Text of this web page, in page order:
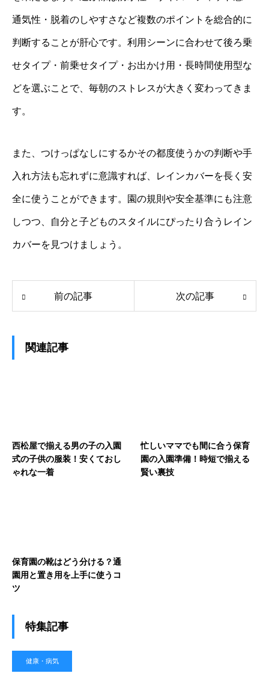
通気性・脱着のしやすさなど複数のポイントを総合的に
判断することが肝心です。利用シーンに合わせて後ろ乗
せタイプ・前乗せタイプ・お出かけ用・長時間使用型な
どを選ぶことで、毎朝のストレスが大きく変わってきま
す。
また、つけっぱなしにするかその都度使うかの判断や手
入れ方法も忘れずに意識すれば、レインカバーを長く安
全に使うことができます。園の規則や安全基準にも注意
しつつ、自分と子どものスタイルにぴったり合うレイン
カバーを見つけましょう。
前の記事 次の記事
関連記事
西松屋で揃える男の子の入園
式の子供の服装！安くておし
ゃれな一着
忙しいママでも間に合う保育
園の入園準備！時短で揃える
賢い裏技
保育園の靴はどう分ける？通
園用と置き用を上手に使うコ
ツ
特集記事
健康・病気